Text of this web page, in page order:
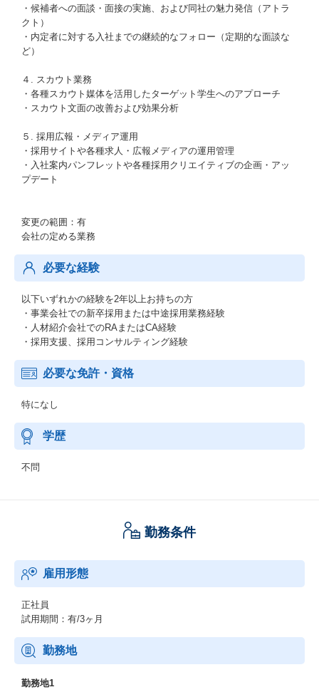
・候補者への面談・面接の実施、および同社の魅力発信（アトラ
クト）
・内定者に対する入社までの継続的なフォロー（定期的な面談な
ど）
４. スカウト業務
・各種スカウト媒体を活用したターゲット学生へのアプローチ
・スカウト文面の改善および効果分析
５. 採用広報・メディア運用
・採用サイトや各種求人・広報メディアの運用管理
・入社案内パンフレットや各種採用クリエイティブの企画・アッ
プデート
変更の範囲：有
会社の定める業務
必要な経験
以下いずれかの経験を2年以上お持ちの方
・事業会社での新卒採用または中途採用業務経験
・人材紹介会社でのRAまたはCA経験
・採用支援、採用コンサルティング経験
必要な免許・資格
特になし
学歴
不問
勤務条件
雇用形態
正社員
試用期間：有/3ヶ月
勤務地
勤務地1